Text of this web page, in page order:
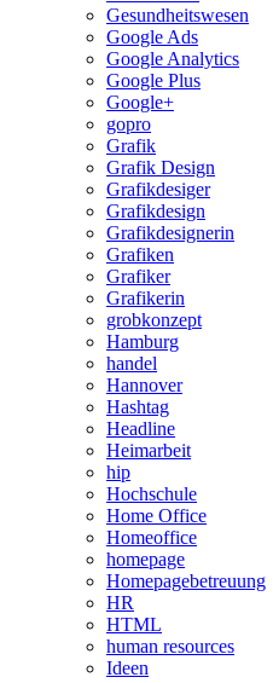
Gesundheitswesen
Google Ads
Google Analytics
Google Plus
Google+
gopro
Grafik
Grafik Design
Grafikdesiger
Grafikdesign
Grafikdesignerin
Grafiken
Grafiker
Grafikerin
grobkonzept
Hamburg
handel
Hannover
Hashtag
Headline
Heimarbeit
hip
Hochschule
Home Office
Homeoffice
homepage
Homepagebetreuung
HR
HTML
human resources
Ideen